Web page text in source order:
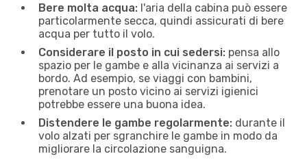
Bere molta acqua: l'aria della cabina può essere
particolarmente secca, quindi assicurati di bere
acqua per tutto il volo.
Considerare il posto in cui sedersi: pensa allo
spazio per le gambe e alla vicinanza ai servizi a
bordo. Ad esempio, se viaggi con bambini,
prenotare un posto vicino ai servizi igienici
potrebbe essere una buona idea.
Distendere le gambe regolarmente: durante il
volo alzati per sgranchire le gambe in modo da
migliorare la circolazione sanguigna.